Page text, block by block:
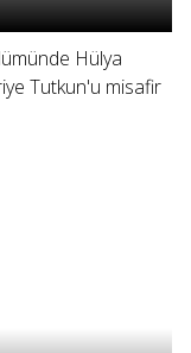
Hülya
Tutkun'u misafir